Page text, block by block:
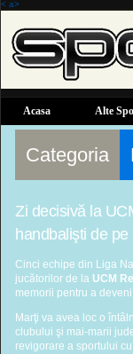
< a>
Acasa Alte
Categoria
Zi decisivă la
handbalişti de
Cinci echipe din Liga
jucătorilor de la UCM
memorii pentru a
Marţi va avea loc o
clubului şi mai-marii
revigorare a sportului